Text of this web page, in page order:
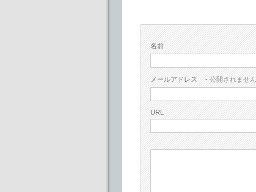
名前
メールアドレス - 公開されませ
URL